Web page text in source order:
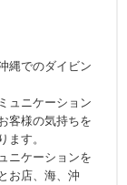
縄でのダイビン
ュニケーション
客様の気持ちを
ます。
ニケーションを
お店、海、沖